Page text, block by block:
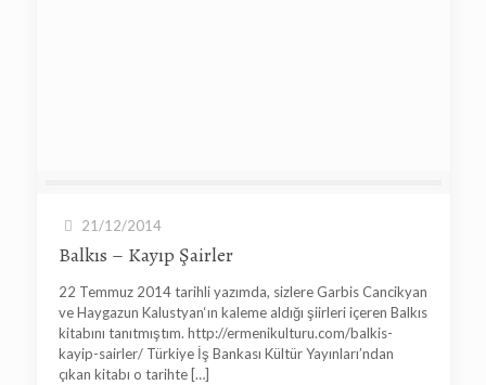
21/12/2014
Balkıs – Kayıp Şairler
22 Temmuz 2014 tarihli yazımda, sizlere Garbis Cancikyan
ve Haygazun Kalustyan‘ın kaleme aldığı şiirleri içeren Balkıs
kitabını tanıtmıştım. http://ermenikulturu.com/balkis-
kayip-sairler/ Türkiye İş Bankası Kültür Yayınları’ndan
çıkan kitabı o tarihte[…]